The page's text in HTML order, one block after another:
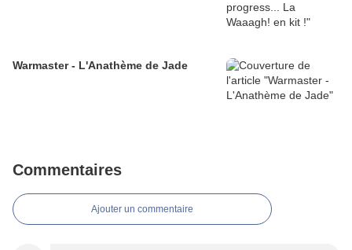
Warmaster - L'Anathème de Jade
Commentaires
Ajouter un commentaire